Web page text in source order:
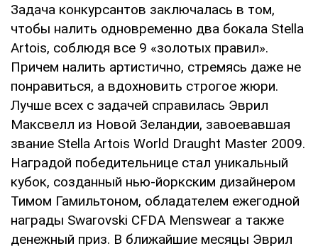
Задача конкурсантов заключалась в том,
чтобы налить одновременно два бокала Stella
Artois, соблюдя все 9 «золотых правил».
Причем налить артистично, стремясь даже не
понравиться, а вдохновить строгое жюри.
Лучше всех с задачей справилась Эврил
Максвелл из Новой Зеландии, завоевавшая
звание Stella Artois World Draught Master 2009.
Наградой победительнице стал уникальный
кубок, созданный нью-йоркским дизайнером
Тимом Гамильтоном, обладателем ежегодной
награды Swarovski CFDA Menswear а также
денежный приз. В ближайшие месяцы Эврил